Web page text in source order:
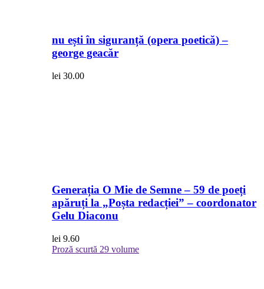
nu ești în siguranță (opera poetică) –
george geacăr
lei 30.00
Generația O Mie de Semne – 59 de poeți
apăruți la „Poșta redacției” – coordonator
Gelu Diaconu
lei 9.60
Proză scurtă 29 volume